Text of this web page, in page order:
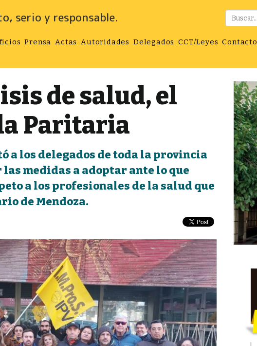
serio y responsable.
Prensa Actas Autoridades Delegados CCT/Leyes Contacto
de salud, el
Paritaria
a los delegados de toda la provincia
medidas a adoptar ante lo que
a los profesionales de la salud que
de Mendoza.